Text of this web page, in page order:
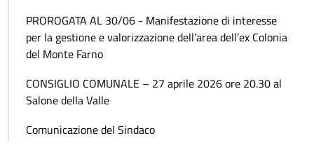
PROROGATA AL 30/06 - Manifestazione di interesse
per la gestione e valorizzazione dell’area dell’ex Colonia
del Monte Farno
CONSIGLIO COMUNALE – 27 aprile 2026 ore 20.30 al
Salone della Valle
Comunicazione del Sindaco